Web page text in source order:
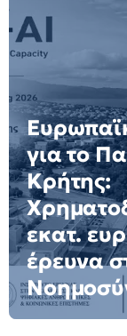
για το
Κρήτης:
εκατ.
έρευνα